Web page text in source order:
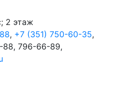
2 этаж
, +7 (351) 750-60-35,
88, 796-66-89,